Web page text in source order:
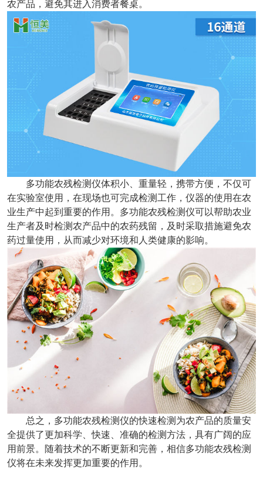
农产品，避免其进入消费者餐桌。
多功能农残检测仪体积小、重量轻，携带方便，不仅可
在实验室使用，在现场也可完成检测工作，仪器的使用在农
业生产中起到重要的作用。多功能农残检测仪可以帮助农业
生产者及时检测农产品中的农药残留，及时采取措施避免农
药过量使用，从而减少对环境和人类健康的影响。
总之，多功能农残检测仪的快速检测为农产品的质量安
全提供了更加科学、快速、准确的检测方法，具有广阔的应
用前景。随着技术的不断更新和完善，相信多功能农残检测
仪将在未来发挥更加重要的作用。